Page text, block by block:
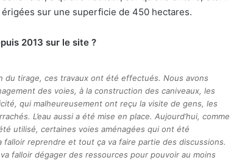
érigées sur une superficie de 450 hectares.
2013 sur le site ?
du tirage, ces travaux ont été effectués. Nous avons
des voies, à la construction des caniveaux, les
qui malheureusement ont reçu la visite de gens, les
L’eau aussi a été mise en place. Aujourd’hui, comme
été utilisé, certaines voies aménagées qui ont été
falloir reprendre et tout ça va faire partie des discussions.
va falloir dégager des ressources pour pouvoir au moins